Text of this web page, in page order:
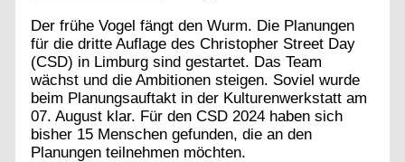
Der frühe Vogel fängt den Wurm. Die Planungen
für die dritte Auflage des Christopher Street Day
(CSD) in Limburg sind gestartet. Das Team
wächst und die Ambitionen steigen. Soviel wurde
beim Planungsauftakt in der Kulturenwerkstatt am
07. August klar. Für den CSD 2024 haben sich
bisher 15 Menschen gefunden, die an den
Planungen teilnehmen möchten.